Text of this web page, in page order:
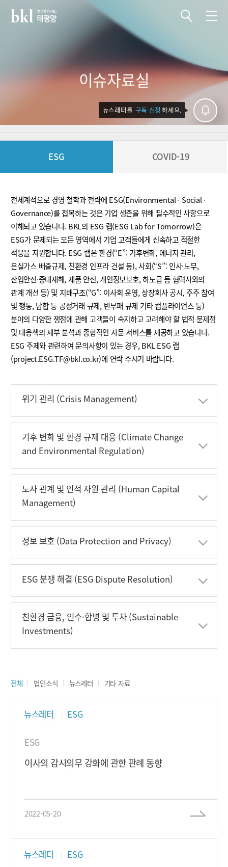
이슈자료실
뉴스레터를 구독 신청 하세요.
ESG COVID-19
전세계적으로 경영 철학과 전략에 ESG(Environmental ∙ Social ∙
Governance)를 접목하는 것은 기업 생존을 위해 필수적인 사항으로
이해되고 있습니다. BKL의 ESG 랩(ESG Lab for Tomorrow)은
ESG가 문제되는 모든 영역에서 기업 고객들에게 신속하고 적절한
적응을 지원합니다. ESG 랩은 환경(“E”: 기후변화, 에너지 관리,
온실가스 배출규제, 친환경 인프라 건설 등), 사회(“S”: 인사·노무,
산업안전∙중대재해, 제품 안전, 개인정보보호, 하도급 등 협력사와의
관계 개선 등) 및 지배구조(“G”: 이사회 운영, 상장회사 공시, 주주 참여
및 행동, 담합 등 공정거래 규제, 반부패 규제 기타 컴플라이언스 등)
분야의 다양한 쟁점에 관해 고객들이 숙지하고 고려해야 할 법적 문제점
및 대응책의 세부 분석과 종합적인 자문 서비스를 제공하고 있습니다.
ESG 주제와 관련하여 문의사항이 있는 경우, BKL ESG 랩
(project.ESG.TF@bkl.co.kr)에 연락 주시기 바랍니다.
위기 관리 (Crisis Management)
기후 변화 및 환경 규제 대응 (Climate Change
and Environmental Regulation)
노사 관계 및 인적 자원 관리 (Human Capital
Management)
정보 보호 (Data Protection and Privacy)
ESG 분쟁 해결 (ESG Dispute Resolution)
친환경 금융, 인수·합병 및 투자 (Sustainable
Investments)
전체 법인소식 뉴스레터 기타 자료
뉴스레터 ESG
ESG
이사의 감시의무 강화에 관한 판례 동향
2022-05-20
뉴스레터 ESG